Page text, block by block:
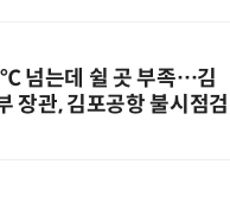
넘는데 쉴 곳 부족…김
장관, 김포공항 불시점검